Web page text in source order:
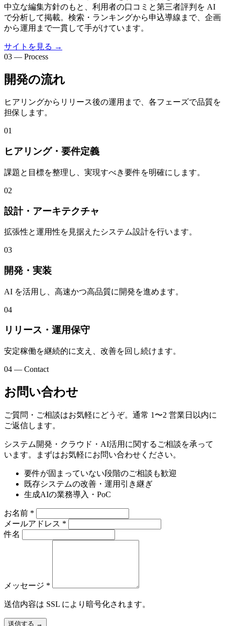
中立な編集方針のもと、利用者の口コミと第三者評判を AI
で分析して掲載。検索・ランキングから申込導線まで、企画
から運用まで一貫して手がけています。
サイトを見る →
03 — Process
開発の流れ
ヒアリングからリリース後の運用まで、各フェーズで品質を
担保します。
01
ヒアリング・要件定義
課題と目標を整理し、実現すべき要件を明確にします。
02
設計・アーキテクチャ
拡張性と運用性を見据えたシステム設計を行います。
03
開発・実装
AI を活用し、高速かつ高品質に開発を進めます。
04
リリース・運用保守
安定稼働を継続的に支え、改善を回し続けます。
04 — Contact
お問い合わせ
ご質問・ご相談はお気軽にどうぞ。通常 1〜2 営業日以内に
ご返信します。
システム開発・クラウド・AI活用に関するご相談を承って
います。まずはお気軽にお問い合わせください。
要件が固まっていない段階のご相談も歓迎
既存システムの改善・運用引き継ぎ
生成AIの業務導入・PoC
お名前 *
メールアドレス *
件名
メッセージ *
送信内容は SSL により暗号化されます。
送信する →